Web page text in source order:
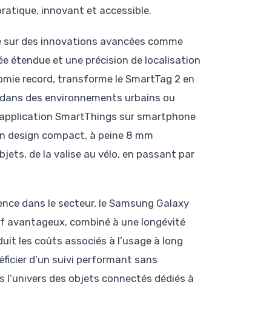
innovant et accessible.
sur des innovations avancées comme
étendue et une précision de localisation
record, transforme le SmartTag 2 en
des environnements urbains ou
SmartThings sur smartphone
design compact, à peine 8 mm
de la valise au vélo, en passant par
dans le secteur, le Samsung Galaxy
avantageux, combiné à une longévité
les coûts associés à l’usage à long
d’un suivi performant sans
l’univers des objets connectés dédiés à